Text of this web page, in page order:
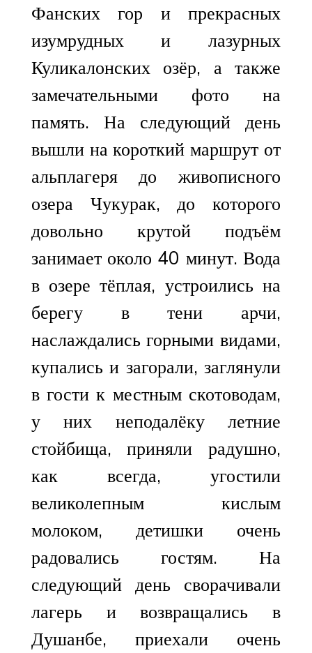
Фанских гор и прекрасных
изумрудных и лазурных
Куликалонских озёр, а также
замечательными фото на
память. На следующий день
вышли на короткий маршрут от
альплагеря до живописного
озера Чукурак, до которого
довольно крутой подъём
занимает около 40 минут. Вода
в озере тёплая, устроились на
берегу в тени арчи,
наслаждались горными видами,
купались и загорали, заглянули
в гости к местным скотоводам,
у них неподалёку летние
стойбища, приняли радушно,
как всегда, угостили
великолепным кислым
молоком, детишки очень
радовались гостям. На
следующий день сворачивали
лагерь и возвращались в
Душанбе, приехали очень